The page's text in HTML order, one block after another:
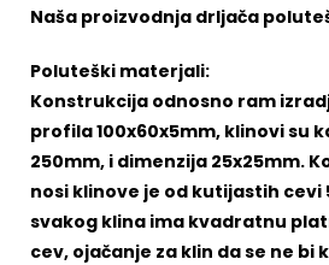
Naša proizvodnja drljača
Poluteški materjali:
Konstrukcija odnosno ram
profila 100x60x5mm, klinovi su
250mm, i dimenzija 25x25mm.
nosi klinove je od kutijastih cevi
svakog klina ima kvadratnu
cev, ojačanje za klin da se ne bi